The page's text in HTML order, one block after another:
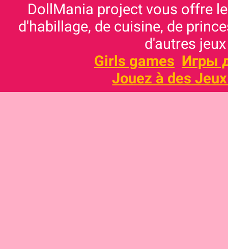
DollMania project vous offre
d'habillage, de cuisine, de
d'autres
Girls games Игры
Jouez à des